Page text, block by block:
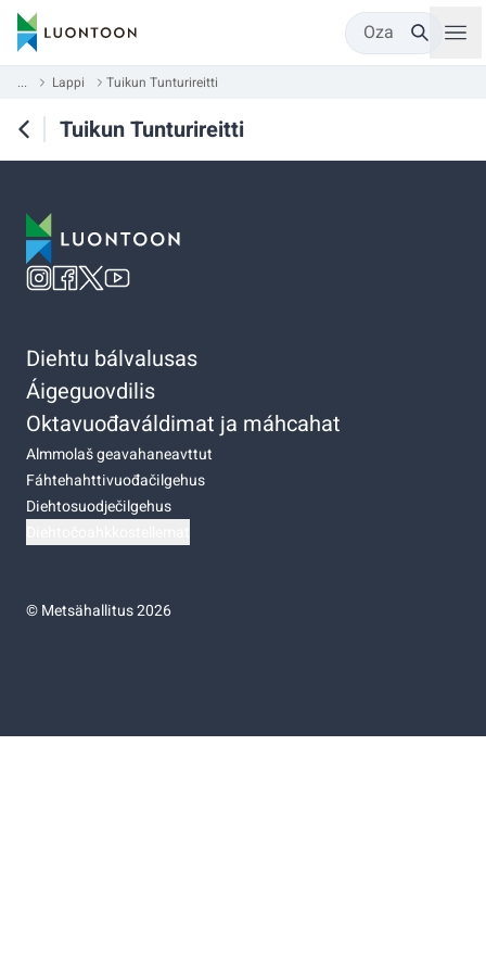
Oza
... Lappi Tuikun Tunturireitti
Tuikun Tunturireitti
Diehtu bálvalusas
Áigeguovdilis
Oktavuođaváldimat ja máhcahat
Almmolaš geavahaneavttut
Fáhtehahttivuođačilgehus
Diehtosuodječilgehus
©Metsähallitus 2026